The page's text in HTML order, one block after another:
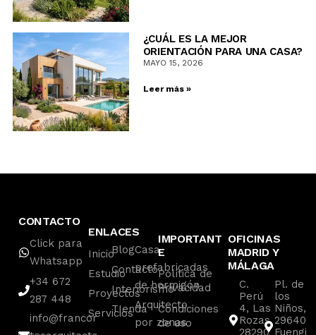
¿CUÁL ES LA MEJOR
ORIENTACIÓN PARA UNA CASA?
MAYO 15, 2026
Leer más »
CONTACTO
Click para
Whatsapp
+34 672
287 448
info@francor
ENLACES
Inicio
Estudio
Proyectos
Servicios
Blog
Contacto
Interiorismo
TIenda
Casa
prefabricadas
de hormigón
Arquitecto
por zonas
IMPORTANT
E
Política de
Privacidad
Condiciones
de uso
OFICINAS
MADRID Y
MÁLAGA
C.
Perú
4, Las
Rozas
28290
Pl. de
los
Niños,
29640
Fuengi